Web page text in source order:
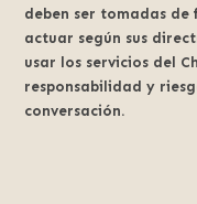
deben ser tomadas
actuar según sus
usar los servicios del
responsabilidad y
conversación.